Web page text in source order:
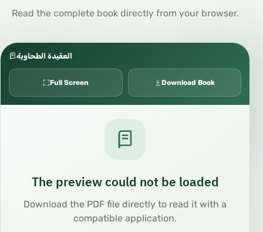
Read the complete book directly from your browser.
العقيدة الطحاوية
Full Screen Download Book
The preview could not be loaded
Download the PDF file directly to read it with a
compatible application.